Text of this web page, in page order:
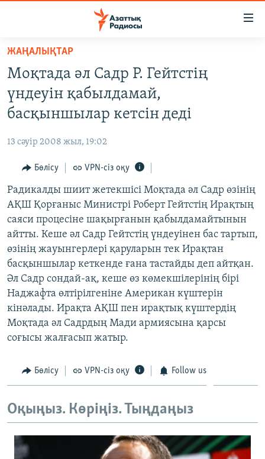
Skip
main
content
Skip
main
Navigation
Search
САЯСАТ
AZATTYQTV
АДАМ ҚҰҚЫҚТАРЫ
ӘЛЕУМЕТ
ӘЛЕМ
АРНАЙЫ ЖОБАЛАР
Русский
ЖАЗЫЛЫҢЫЗ
Басқа тілдерде
ЖАҢАЛЫҚТАР
Моқтада әл Садр Р. Гейтстің
үндеуін қабылдамай,
басқыншылар кетсін деді
13 сәуір 2008 жыл, 19:02
Бөлісу VPN-сіз оқу
Радикалды шиит жетекшісі Моқтада әл Садр өзінің
АҚШ Қорғаныс Министрі Роберт Гейтстің Ирақтың
саяси процесіне шақырғанын қабылдамайтынын
айтты. Кеше әл Садр Гейтстің үндеуінен бас тартып,
өзінің жауынгерлері қаруларын тек Ирақтан
басқыншылар кеткенде ғана тастайды деп айтқан.
Әл Садр сондай-ақ, кеше өз көмекшілерінің бірі
Наджафта өлтірілгеніне Американ күштерін
кінәлады. Ирақта АҚШ пен ирақтық күштердің
Моқтада әл Садрдың Мади армиясына қарсы
соғысы жалғасып жатыр.
Бөлісу VPN-сіз оқу Follow us
Оқыңыз. Көріңіз. Тыңдаңыз